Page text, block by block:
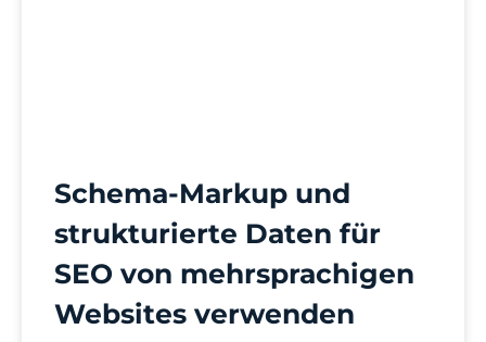
Schema-Markup und
strukturierte Daten für
SEO von mehrsprachigen
Websites verwenden